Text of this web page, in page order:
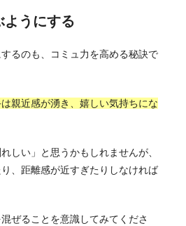
ようにする
るのも、コミュ力を高める秘訣で
親近感が湧き、嬉しい気持ちにな
しい」と思うかもしれませんが、
、距離感が近すぎたりしなければ
ぜることを意識してみてくださ